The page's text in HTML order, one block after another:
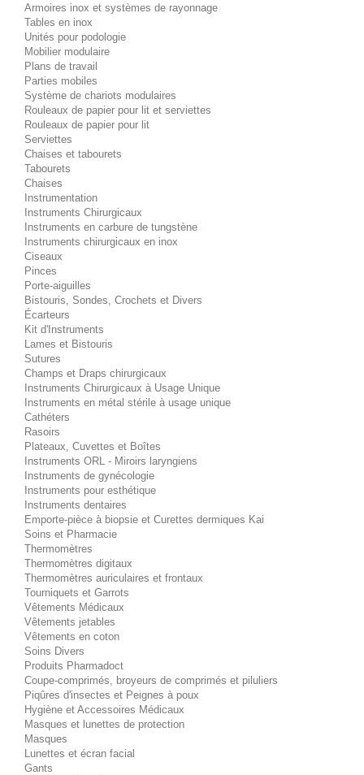
Armoires inox et systèmes de rayonnage
Tables en inox
Unités pour podologie
Mobilier modulaire
Plans de travail
Parties mobiles
Système de chariots modulaires
Rouleaux de papier pour lit et serviettes
Rouleaux de papier pour lit
Serviettes
Chaises et tabourets
Tabourets
Chaises
Instrumentation
Instruments Chirurgicaux
Instruments en carbure de tungstène
Instruments chirurgicaux en inox
Ciseaux
Pinces
Porte-aiguilles
Bistouris, Sondes, Crochets et Divers
Écarteurs
Kit d'Instruments
Lames et Bistouris
Sutures
Champs et Draps chirurgicaux
Instruments Chirurgicaux à Usage Unique
Instruments en métal stérile à usage unique
Cathéters
Rasoirs
Plateaux, Cuvettes et Boîtes
Instruments ORL - Miroirs laryngiens
Instruments de gynécologie
Instruments pour esthétique
Instruments dentaires
Emporte-pièce à biopsie et Curettes dermiques Kai
Soins et Pharmacie
Thermomètres
Thermomètres digitaux
Thermomètres auriculaires et frontaux
Tourniquets et Garrots
Vêtements Médicaux
Vêtements jetables
Vêtements en coton
Soins Divers
Produits Pharmadoct
Coupe-comprimés, broyeurs de comprimés et piluliers
Piqûres d'insectes et Peignes à poux
Hygiène et Accessoires Médicaux
Masques et lunettes de protection
Masques
Lunettes et écran facial
Gants